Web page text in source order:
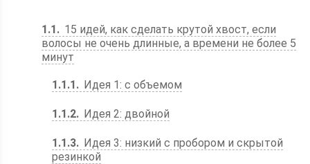
1.1
15 идей, как сделать крутой хвост, если
волосы не очень длинные, а времени не более 5
минут
1.1.1 Идея 1: с объемом
1.1.2 Идея 2: двойной
1.1.3
Идея 3: низкий с пробором и скрытой
резинкой